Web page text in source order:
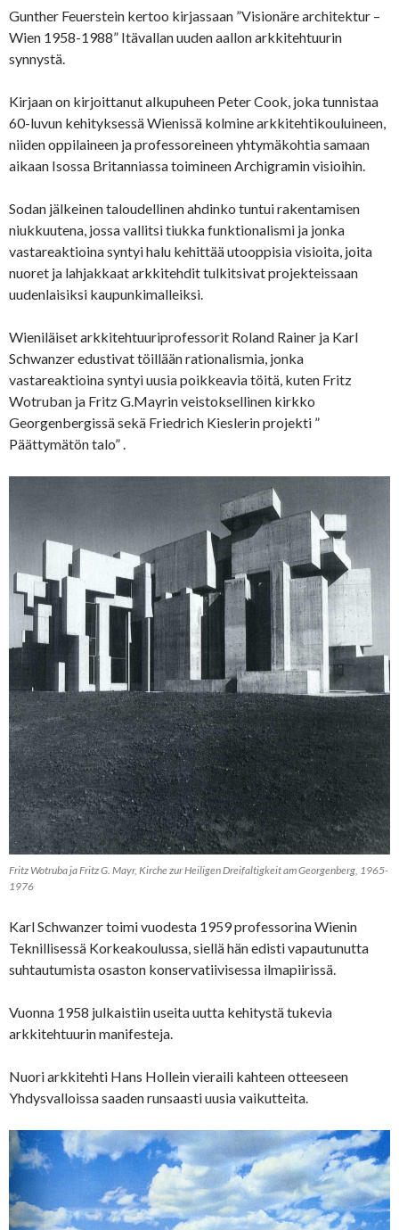
Gunther Feuerstein kertoo kirjassaan ”Visionäre architektur –
Wien 1958-1988” Itävallan uuden aallon arkkitehtuurin
synnystä.
Kirjaan on kirjoittanut alkupuheen Peter Cook, joka tunnistaa
60-luvun kehityksessä Wienissä kolmine arkkitehtikouluineen,
niiden oppilaineen ja professoreineen yhtymäkohtia samaan
aikaan Isossa Britanniassa toimineen Archigramin visioihin.
Sodan jälkeinen taloudellinen ahdinko tuntui rakentamisen
niukkuutena, jossa vallitsi tiukka funktionalismi ja jonka
vastareaktioina syntyi halu kehittää utooppisia visioita, joita
nuoret ja lahjakkaat arkkitehdit tulkitsivat projekteissaan
uudenlaisiksi kaupunkimalleiksi.
Wieniläiset arkkitehtuuriprofessorit Roland Rainer ja Karl
Schwanzer edustivat töillään rationalismia, jonka
vastareaktioina syntyi uusia poikkeavia töitä, kuten Fritz
Wotruban ja Fritz G.Mayrin veistoksellinen kirkko
Georgenbergissä sekä Friedrich Kieslerin projekti ”
Päättymätön talo” .
Fritz Wotruba ja Fritz G. Mayr, Kirche zur Heiligen Dreifaltigkeit am Georgenberg, 1965-
1976
Karl Schwanzer toimi vuodesta 1959 professorina Wienin
Teknillisessä Korkeakoulussa, siellä hän edisti vapautunutta
suhtautumista osaston konservatiivisessa ilmapiirissä.
Vuonna 1958 julkaistiin useita uutta kehitystä tukevia
arkkitehtuurin manifesteja.
Nuori arkkitehti Hans Hollein vieraili kahteen otteeseen
Yhdysvalloissa saaden runsaasti uusia vaikutteita.